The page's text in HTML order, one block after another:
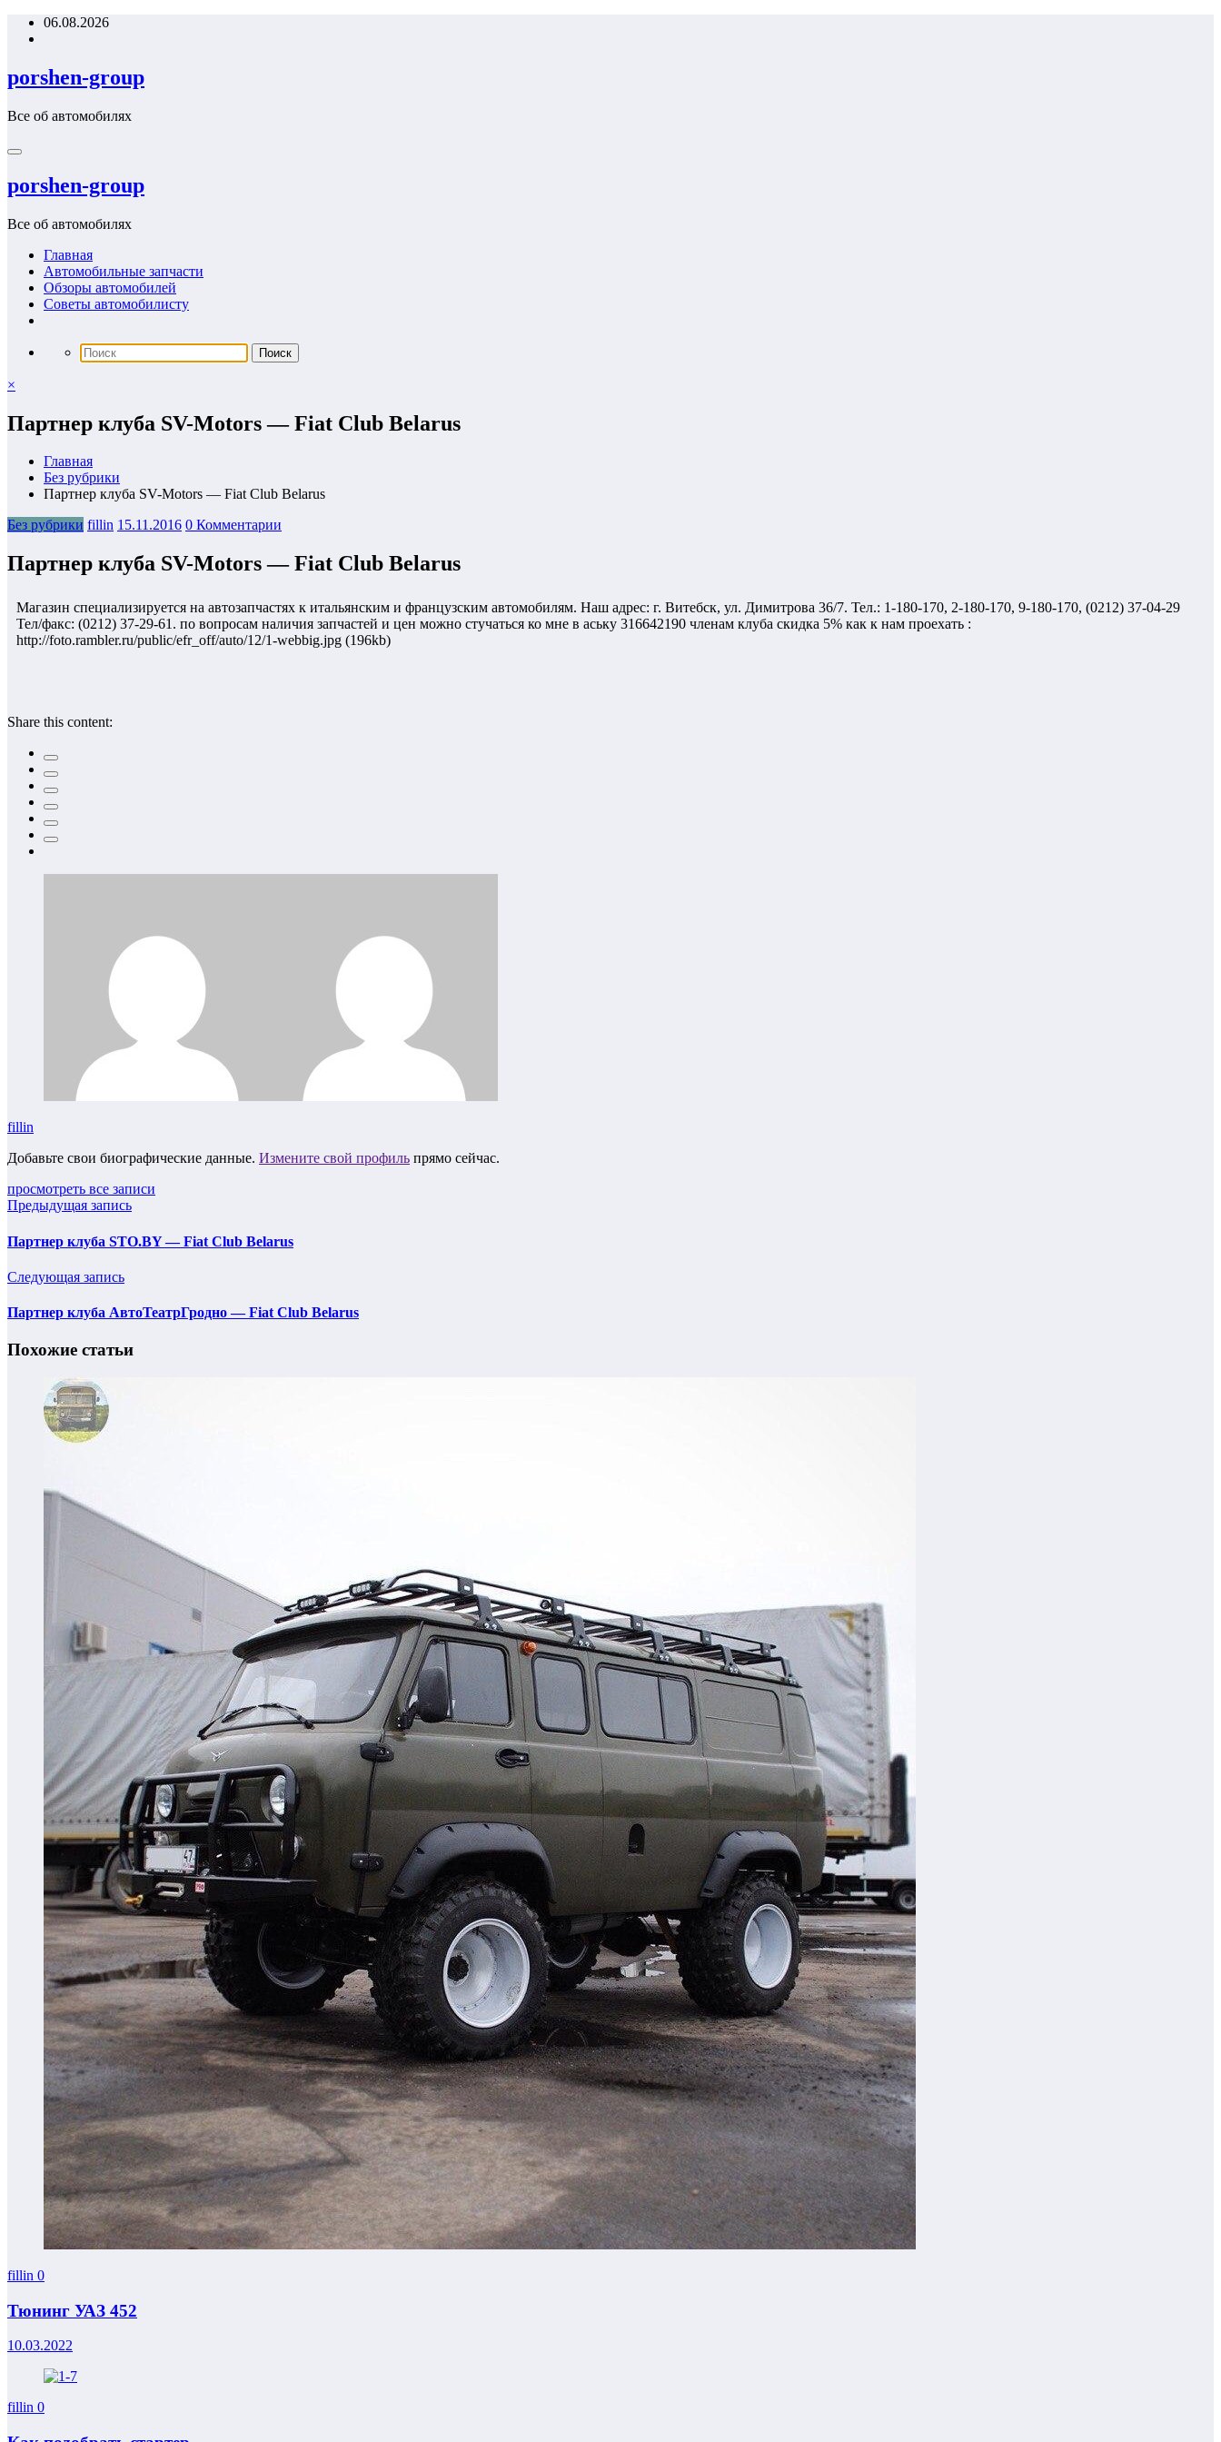
Перейти06.08.2026
porshen-group
Все об автомобилях
porshen-group
Все об автомобилях
Главная
Автомобильные запчасти
Обзоры автомобилей
Советы автомобилисту
×
Партнер клуба SV-Motors — Fiat Club Belarus
Главная
Без рубрики
Партнер клуба SV-Motors — Fiat Club Belarus
Без рубрики fillin 15.11.2016 0 Комментарии
Партнер клуба SV-Motors — Fiat Club Belarus
Магазин специализируется на автозапчастях к итальянским и французским автомобилям. Наш адрес: г. Витебск, ул. Димитрова 36/7. Тел.: 1-180-170, 2-180-170, 9-180-170, (0212) 37-04-29
Тел/факс: (0212) 37-29-61. по вопросам наличия запчастей и цен можно стучаться ко мне в аську 316642190 членам клуба скидка 5% как к нам проехать :
http://foto.rambler.ru/public/efr_off/auto/12/1-webbig.jpg (196kb)
Share this content:
fillin
Добавьте свои биографические данные. Измените свой профиль прямо сейчас.
просмотреть все записи
Предыдущая запись
Партнер клуба STO.BY — Fiat Club Belarus
Следующая запись
Партнер клуба АвтоТеатрГродно — Fiat Club Belarus
Похожие статьи
fillin 0
Тюнинг УАЗ 452
10.03.2022
fillin 0